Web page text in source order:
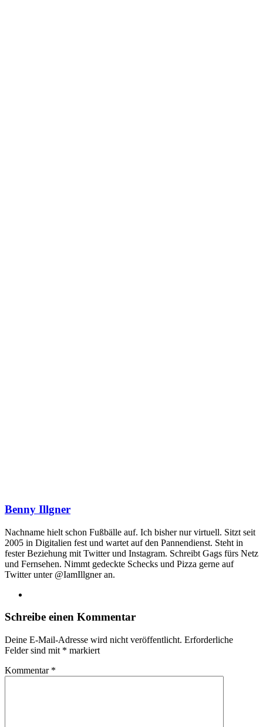
Benny Illgner
Nachname hielt schon Fußbälle auf. Ich bisher nur virtuell. Sitzt seit
2005 in Digitalien fest und wartet auf den Pannendienst. Steht in
fester Beziehung mit Twitter und Instagram. Schreibt Gags fürs Netz
und Fernsehen. Nimmt gedeckte Schecks und Pizza gerne auf
Twitter unter @IamIllgner an.
Schreibe einen Kommentar
Deine E-Mail-Adresse wird nicht veröffentlicht. Erforderliche
Felder sind mit * markiert
Kommentar *